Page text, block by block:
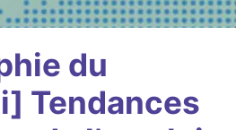
du
Tendances